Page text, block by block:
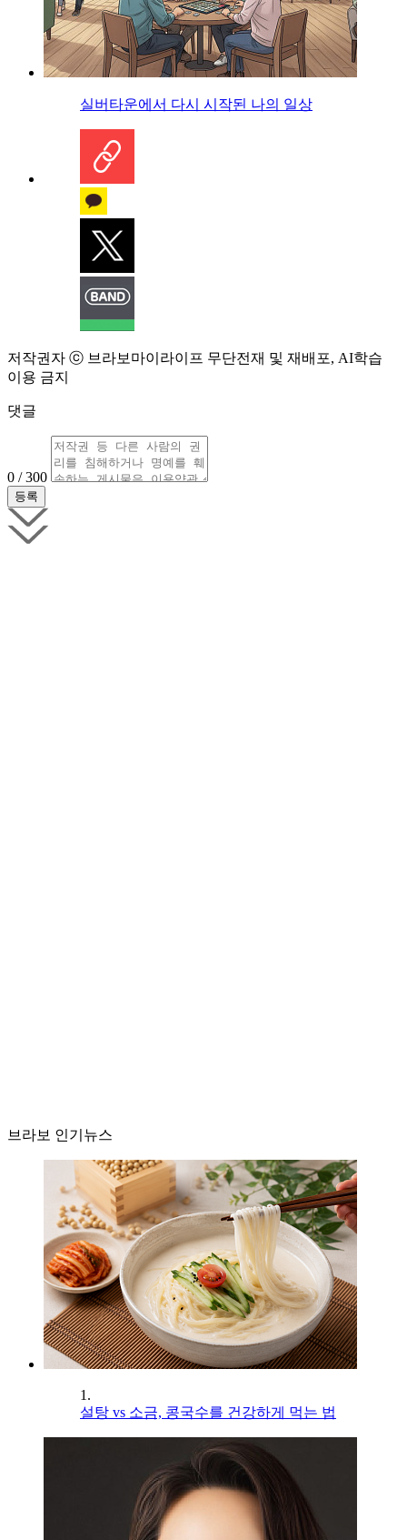
실버타운에서 다시 시작된 나의 일상
저작권자 ⓒ 브라보마이라이프 무단전재 및 재배포, AI학습
이용 금지
댓글
0 / 300
브라보 인기뉴스
1.
설탕 vs 소금, 콩국수를 건강하게 먹는 법